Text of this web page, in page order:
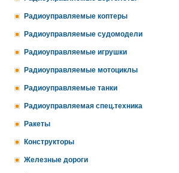
Радиоуправляемые коптеры
Радиоуправляемые судомодели
Радиоуправляемые игрушки
Радиоуправляемые мотоциклы
Радиоуправляемые танки
Радиоуправляемая спец.техника
Ракеты
Конструкторы
Железные дороги